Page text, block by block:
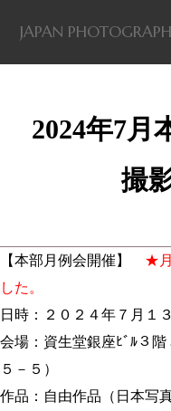
JAPAN
2024年7月
撮
【本部月例会開催】 ★
した。
日時：２０２４年７月１
会場：資生堂銀座ﾋﾞﾙ３
５－５）
作品：自由作品（日本写